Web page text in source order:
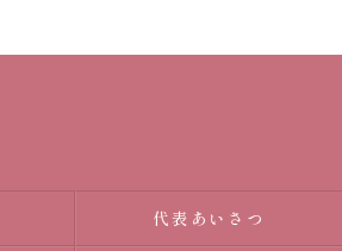
代表あいさつ